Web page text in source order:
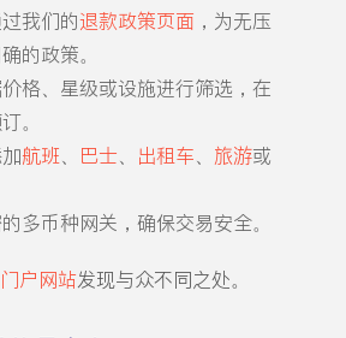
过我们的退款政策页面 ，为无压
的政策。
格、星级或设施进行筛选，在
。
加航班、 巴士、 出租车、 旅游或
的多币种网关，确保交易安全。
户网站发现与众不同之处。